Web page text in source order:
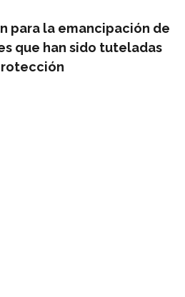
para la emancipación de
que han sido tuteladas
intercultural integration strategy